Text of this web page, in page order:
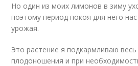
Но один из моих лимонов в зиму
поэтому период покоя для него
урожая.
Это растение я подкармливаю
плодоношения и при